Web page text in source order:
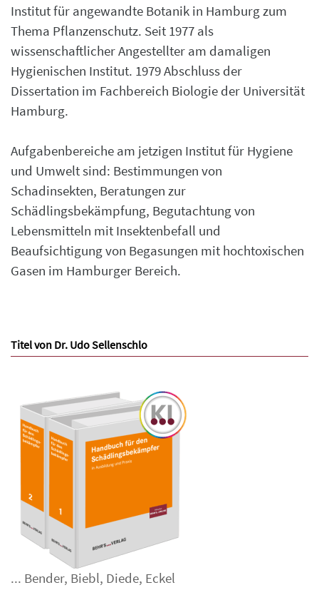
Institut für angewandte Botanik in Hamburg zum
Thema Pflanzenschutz. Seit 1977 als
wissenschaftlicher Angestellter am damaligen
Hygienischen Institut. 1979 Abschluss der
Dissertation im Fachbereich Biologie der Universität
Hamburg.
Aufgabenbereiche am jetzigen Institut für Hygiene
und Umwelt sind: Bestimmungen von
Schadinsekten, Beratungen zur
Schädlingsbekämpfung, Begutachtung von
Lebensmitteln mit Insektenbefall und
Beaufsichtigung von Begasungen mit hochtoxischen
Gasen im Hamburger Bereich.
Titel von Dr. Udo Sellenschlo
... Bender, Biebl, Diede, Eckel